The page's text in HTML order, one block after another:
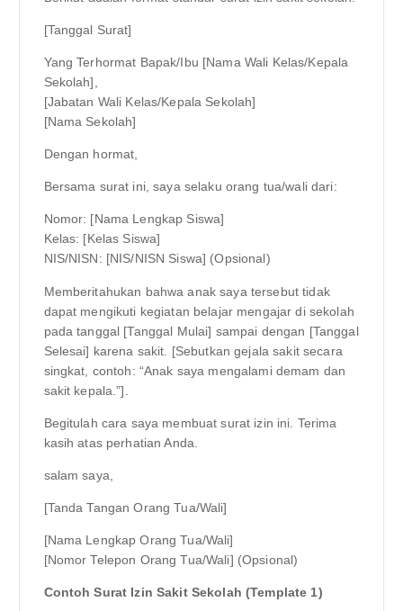
[Tanggal Surat]
Yang Terhormat Bapak/Ibu [Nama Wali Kelas/Kepala
Sekolah],
[Jabatan Wali Kelas/Kepala Sekolah]
[Nama Sekolah]
Dengan hormat,
Bersama surat ini, saya selaku orang tua/wali dari:
Nomor: [Nama Lengkap Siswa]
Kelas: [Kelas Siswa]
NIS/NISN: [NIS/NISN Siswa] (Opsional)
Memberitahukan bahwa anak saya tersebut tidak
dapat mengikuti kegiatan belajar mengajar di sekolah
pada tanggal [Tanggal Mulai] sampai dengan [Tanggal
Selesai] karena sakit. [Sebutkan gejala sakit secara
singkat, contoh: “Anak saya mengalami demam dan
sakit kepala.”].
Begitulah cara saya membuat surat izin ini. Terima
kasih atas perhatian Anda.
salam saya,
[Tanda Tangan Orang Tua/Wali]
[Nama Lengkap Orang Tua/Wali]
[Nomor Telepon Orang Tua/Wali] (Opsional)
Contoh Surat Izin Sakit Sekolah (Template 1)